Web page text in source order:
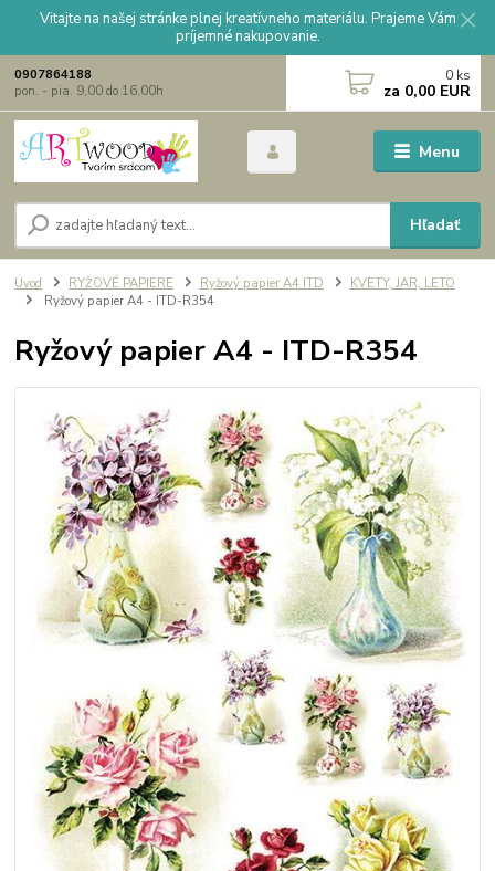
Vitajte na našej stránke plnej kreatívneho materiálu. Prajeme Vám
príjemné nakupovanie.
Menu
Hľadať
0907864188
pon. - pia. 9,00 do 16,00h
0 ks
za 0,00 EUR
Úvod RYŽOVÉ PAPIERE Ryžový papier A4 ITD
KVETY, JAR, LETO
Ryžový papier A4 - ITD-R354
Ryžový papier A4 - ITD-R354